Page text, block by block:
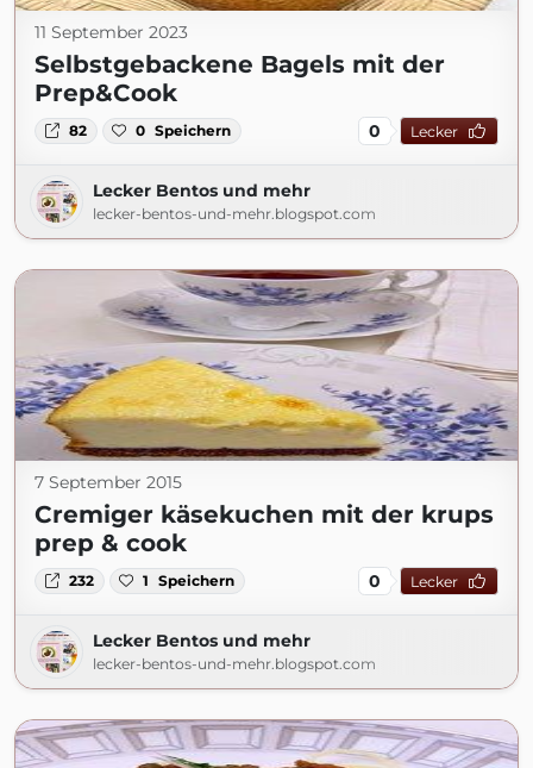
11 September 2023
Selbstgebackene Bagels mit der
Prep&Cook
82 0 Speichern 0 Lecker
Lecker Bentos und mehr
lecker-bentos-und-mehr.blogspot.com
7 September 2015
Cremiger käsekuchen mit der krups
prep & cook
232 1 Speichern 0 Lecker
Lecker Bentos und mehr
lecker-bentos-und-mehr.blogspot.com